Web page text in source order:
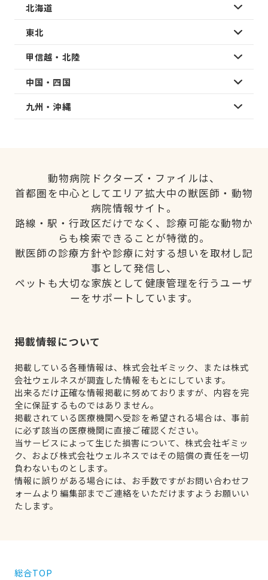
北海道
東北
甲信越・北陸
中国・四国
九州・沖縄
動物病院ドクターズ・ファイルは、
首都圏を中心としてエリア拡大中の獣医師・動物
病院情報サイト。
路線・駅・行政区だけでなく、診療可能な動物か
らも検索できることが特徴的。
獣医師の診療方針や診療に対する想いを取材し記
事として発信し、
ペットも大切な家族として健康管理を行うユーザ
ーをサポートしています。
掲載情報について
掲載している各種情報は、株式会社ギミック、または株式
会社ウェルネスが調査した情報をもとにしています。
出来るだけ正確な情報掲載に努めておりますが、内容を完
全に保証するものではありません。
掲載されている医療機関へ受診を希望される場合は、事前
に必ず該当の医療機関に直接ご確認ください。
当サービスによって生じた損害について、株式会社ギミッ
ク、および株式会社ウェルネスではその賠償の責任を一切
負わないものとします。
情報に誤りがある場合には、お手数ですがお問い合わせフ
ォームより編集部までご連絡をいただけますようお願いい
たします。
総合TOP